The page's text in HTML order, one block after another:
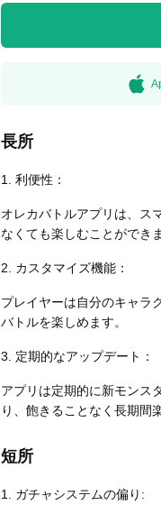
無料はがきダウンロード
長所
1. 利便性：
オレカバトルアプリは、ス
なくても楽しむことができ
2. カスタマイズ機能：
プレイヤーは自分のキャラ
バトルを楽しめます。
3. 定期的なアップデート：
アプリは定期的に新モンス
り、飽きることなく長期間
短所
1. ガチャシステムの偏り: